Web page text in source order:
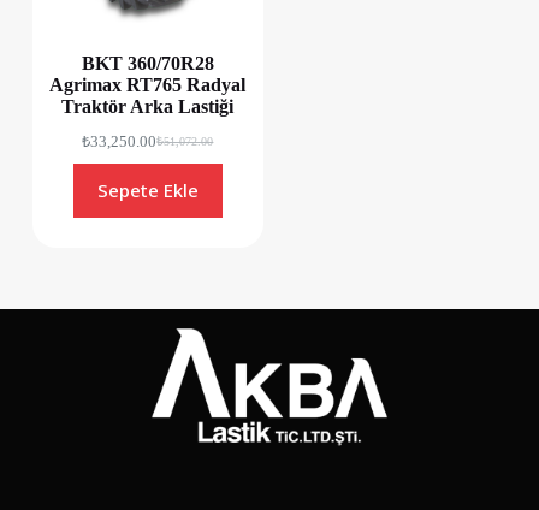
BKT 360/70R28
Agrimax RT765 Radyal
Traktör Arka Lastiği
₺51,072.00
₺33,250.00
Sepete Ekle